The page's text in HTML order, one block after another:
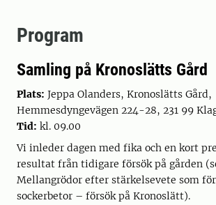
Program
Samling på Kronoslätts Gård
Plats: Jeppa Olanders, Kronoslätts Gård,
Hemmesdyngevägen 224-28, 231 99
Tid: kl. 09.00
Vi inleder dagen med fika och en kort
resultat från tidigare försök på gården
Mellangrödor efter stärkelsevete som
sockerbetor – försök på Kronoslätt).